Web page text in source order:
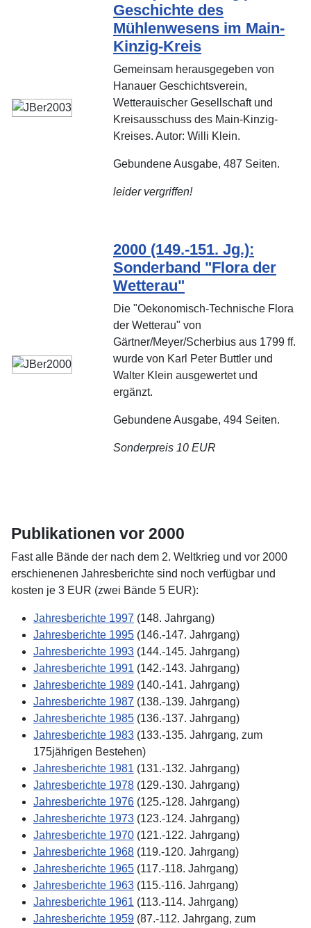
Geschichte des
Mühlenwesens im Main-
Kinzig-Kreis
Gemeinsam herausgegeben von
Hanauer Geschichtsverein,
Wetterauischer Gesellschaft und
Kreisausschuss des Main-Kinzig-
Kreises. Autor: Willi Klein.
Gebundene Ausgabe, 487 Seiten.
leider vergriffen!
2000 (149.-151. Jg.):
Sonderband "Flora der
Wetterau"
Die "Oekonomisch-Technische Flora
der Wetterau" von
Gärtner/Meyer/Scherbius aus 1799 ff.
wurde von Karl Peter Buttler und
Walter Klein ausgewertet und
ergänzt.
Gebundene Ausgabe, 494 Seiten.
Sonderpreis 10 EUR
Publikationen vor 2000
Fast alle Bände der nach dem 2. Weltkrieg und vor 2000
erschienenen Jahresberichte sind noch verfügbar und
kosten je 3 EUR (zwei Bände 5 EUR):
Jahresberichte 1997 (148. Jahrgang)
Jahresberichte 1995 (146.-147. Jahrgang)
Jahresberichte 1993 (144.-145. Jahrgang)
Jahresberichte 1991 (142.-143. Jahrgang)
Jahresberichte 1989 (140.-141. Jahrgang)
Jahresberichte 1987 (138.-139. Jahrgang)
Jahresberichte 1985 (136.-137. Jahrgang)
Jahresberichte 1983 (133.-135. Jahrgang, zum
175jährigen Bestehen)
Jahresberichte 1981 (131.-132. Jahrgang)
Jahresberichte 1978 (129.-130. Jahrgang)
Jahresberichte 1976 (125.-128. Jahrgang)
Jahresberichte 1973 (123.-124. Jahrgang)
Jahresberichte 1970 (121.-122. Jahrgang)
Jahresberichte 1968 (119.-120. Jahrgang)
Jahresberichte 1965 (117.-118. Jahrgang)
Jahresberichte 1963 (115.-116. Jahrgang)
Jahresberichte 1961 (113.-114. Jahrgang)
Jahresberichte 1959 (87.-112. Jahrgang, zum